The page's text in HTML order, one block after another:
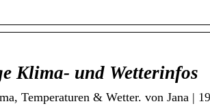
Klima- und Wetterinfos
Temperaturen & Wetter. von Jana |